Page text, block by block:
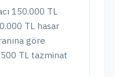
150.000 TL
TL hasar
göre
TL tazminat